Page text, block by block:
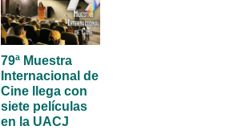
79ª Muestra
Internacional de
Cine llega con
siete películas
en la UACJ